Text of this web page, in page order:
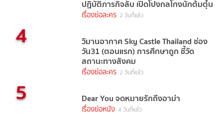
ปฏิบัติภารกิจลับ เปิดโปงกลโกงนักต้มตุ๋น
เรื่องย่อละคร 2 วันที่แล้ว
4 วิมานอากาศ Sky Castle Thailand ช่อง
วัน31 (ตอนแรก) การศึกษาถูก ชี้วัด
สถานะทางสังคม
เรื่องย่อละคร 2 วันที่แล้ว
5 Dear You จดหมายรักถึงอาม่า
เรื่องย่อหนัง 4 วันที่แล้ว